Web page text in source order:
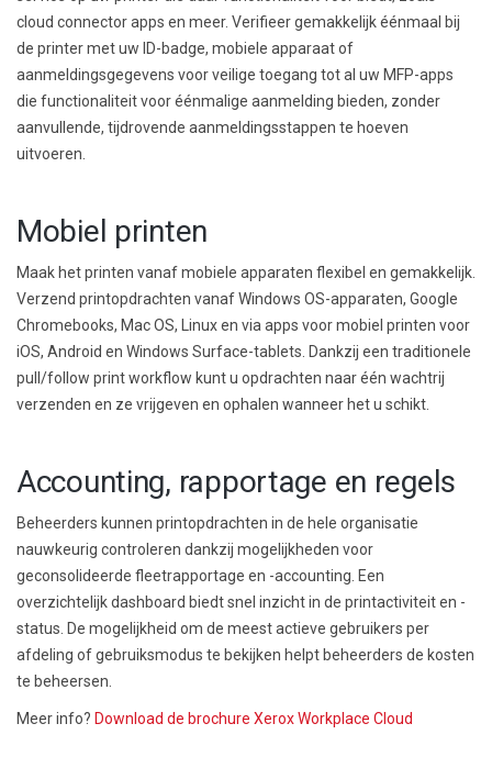
cloud connector apps en meer. Verifieer gemakkelijk éénmaal bij
de printer met uw ID-badge, mobiele apparaat of
aanmeldingsgegevens voor veilige toegang tot al uw MFP-apps
die functionaliteit voor éénmalige aanmelding bieden, zonder
aanvullende, tijdrovende aanmeldingsstappen te hoeven
uitvoeren.
Mobiel printen
Maak het printen vanaf mobiele apparaten flexibel en gemakkelijk.
Verzend printopdrachten vanaf Windows OS-apparaten, Google
Chromebooks, Mac OS, Linux en via apps voor mobiel printen voor
iOS, Android en Windows Surface-tablets. Dankzij een traditionele
pull/follow print workflow kunt u opdrachten naar één wachtrij
verzenden en ze vrijgeven en ophalen wanneer het u schikt.
Accounting, rapportage en regels
Beheerders kunnen printopdrachten in de hele organisatie
nauwkeurig controleren dankzij mogelijkheden voor
geconsolideerde fleetrapportage en -accounting. Een
overzichtelijk dashboard biedt snel inzicht in de printactiviteit en -
status. De mogelijkheid om de meest actieve gebruikers per
afdeling of gebruiksmodus te bekijken helpt beheerders de kosten
te beheersen.
Meer info? Download de brochure Xerox Workplace Cloud